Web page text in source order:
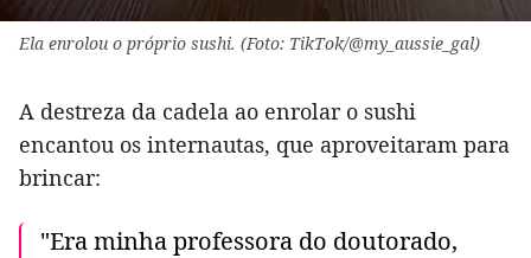
Ela enrolou o próprio sushi. (Foto: TikTok/@my_aussie_gal)
A destreza da cadela ao enrolar o sushi
encantou os internautas, que aproveitaram para
brincar:
"Era minha professora do doutorado,